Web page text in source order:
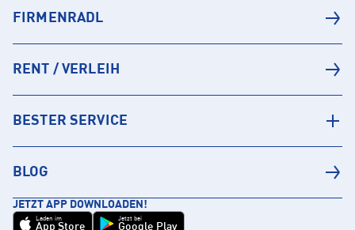
FIRMENRADL
RENT / VERLEIH
BESTER SERVICE
BLOG
JETZT APP DOWNLOADEN!
Laden im
App Store
Jetzt bei
Google Play